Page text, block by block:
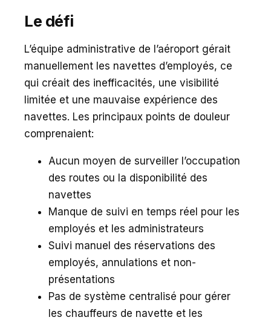
Le défi
L’équipe administrative de l’aéroport gérait
manuellement les navettes d’employés, ce
qui créait des inefficacités, une visibilité
limitée et une mauvaise expérience des
navettes. Les principaux points de douleur
comprenaient:
Aucun moyen de surveiller l’occupation
des routes ou la disponibilité des
navettes
Manque de suivi en temps réel pour les
employés et les administrateurs
Suivi manuel des réservations des
employés, annulations et non-
présentations
Pas de système centralisé pour gérer
les chauffeurs de navette et les